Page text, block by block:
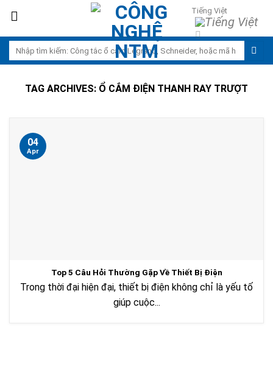
content
Tiếng Việt
Search
for:
TAG ARCHIVES: Ổ CẮM ĐIỆN THANH RAY TRƯỢT
Top 5 Câu Hỏi Thường Gặp Về Thiết Bị Điện
Trong thời đại hiện đại, thiết bị điện không chỉ là yếu tố
giúp cuộc...
04
Apr